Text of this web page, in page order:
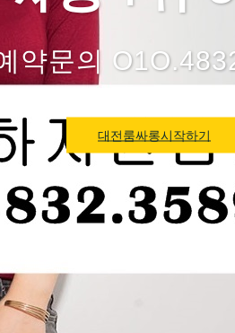
약문의
대전룸싸롱시작하기